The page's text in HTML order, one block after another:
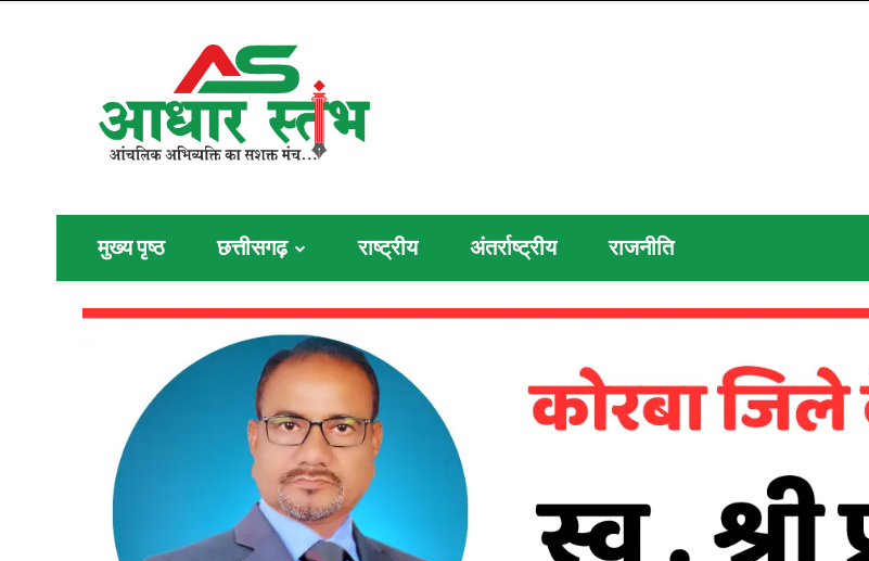
मुख्य पृष्ठ छत्तीसगढ़ राष्ट्रीय अंतर्राष्ट्रीय राजनीति